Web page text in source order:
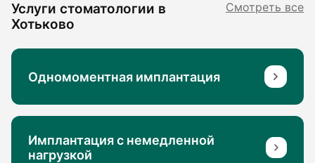
Услуги стоматологии в
Хотьково
Смотреть все
Одномоментная имплантация
Имплантация с немедленной
нагрузкой